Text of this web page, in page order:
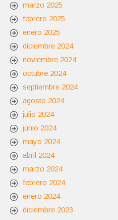
marzo 2025
febrero 2025
enero 2025
diciembre 2024
noviembre 2024
octubre 2024
septiembre 2024
agosto 2024
julio 2024
junio 2024
mayo 2024
abril 2024
marzo 2024
febrero 2024
enero 2024
diciembre 2023